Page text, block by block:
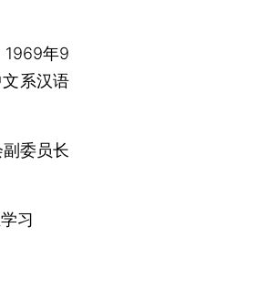
年9
系汉语
委员长
习